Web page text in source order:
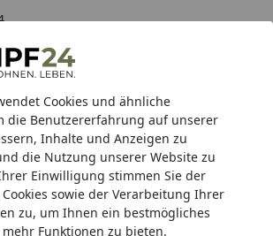
Cookies und ähnliche
die Benutzererfahrung auf unserer
Inhalte und Anzeigen zu
die Nutzung unserer Website zu
Einwilligung stimmen Sie der
sowie der Verarbeitung Ihrer
zu, um Ihnen ein bestmögliches
Funktionen zu bieten.
App Store
Hotline
gratis Sandfilteranlage & Pool-
(Gesamtwert bis 468,99€)